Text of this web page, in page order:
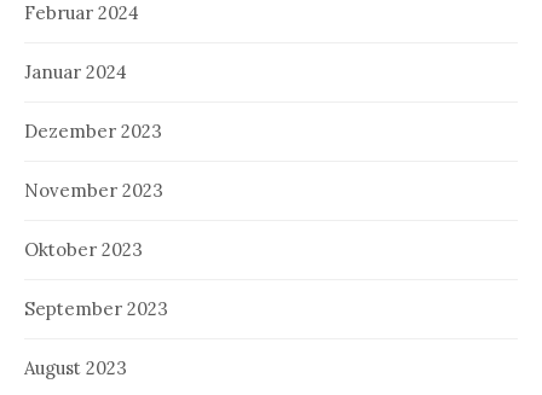
Februar 2024
Januar 2024
Dezember 2023
November 2023
Oktober 2023
September 2023
August 2023